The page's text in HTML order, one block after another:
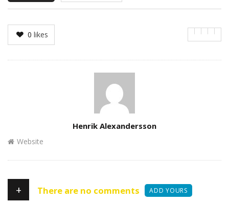
0 likes
Henrik Alexandersson
Website
+ There are no comments ADD YOURS